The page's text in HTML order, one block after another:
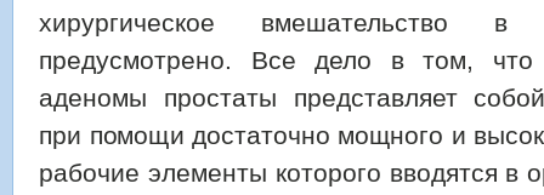
хирургическое вмешательство
предусмотрено. Все дело в том, что
аденомы простаты представляет
при помощи достаточно мощного и
рабочие элементы которого вводятся в